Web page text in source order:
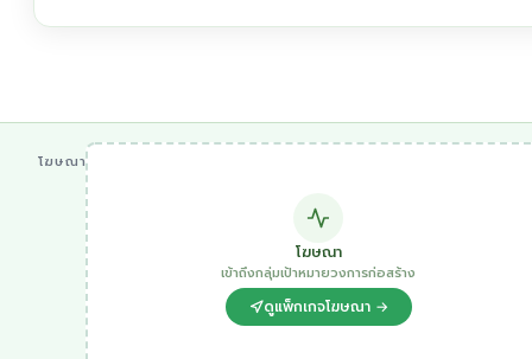
โฆษณา
โฆษณา
เข้าถึงกลุ่มเป้าหมายวงการก่อสร้าง
ดูแพ็กเกจโฆษณา →